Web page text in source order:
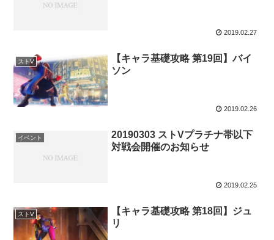
2019.02.27
ストV
【キャラ基礎攻略 第19回】バイ
ソン
2019.02.26
イベント
20190303 ストVプラチナ帯以下
対戦会開催のお知らせ
2019.02.25
ストV
【キャラ基礎攻略 第18回】ジュ
リ